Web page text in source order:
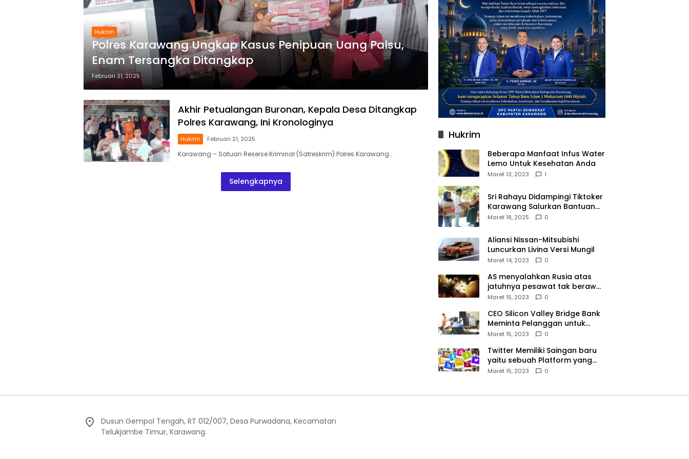
Hukrim
Polres Karawang Ungkap Kasus Penipuan Uang Palsu,
Enam Tersangka Ditangkap
Februari 21, 2025
Akhir Petualangan Buronan, Kepala Desa Ditangkap
Polres Karawang, Ini Kronologinya
Hukrim Februari 21, 2025
Karawang – Satuan Reserse Kriminal (Satreskrim) Polres Karawang…
Selengkapnya
Hukrim
Beberapa Manfaat Infus Water
Lemo Untuk Kesehatan Anda
Maret 13, 2023 1
Sri Rahayu Didampingi Tiktoker
Karawang Salurkan Bantuan
untuk Warga Dusun Kampek
Maret 18, 2025 0
Aliansi Nissan-Mitsubishi
Luncurkan Livina Versi Mungil
Maret 14, 2023 0
AS menyalahkan Rusia atas
jatuhnya pesawat tak berawak
di Laut Hitam, Moskow
Maret 15, 2023 0
CEO Silicon Valley Bridge Bank
Meminta Pelanggan untuk
menyetor ulang dana Mereka
Maret 15, 2023 0
Twitter Memiliki Saingan baru
yaitu sebuah Platform yang
dibuat oleh Meta
Maret 15, 2023 0
Dusun Gempol Tengah, RT 012/007, Desa Purwadana, Kecamatan
Telukjambe Timur, Karawang.